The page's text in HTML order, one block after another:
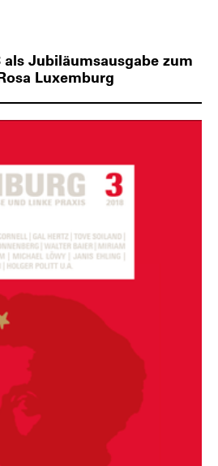
als Jubiläumsausgabe zum
Luxemburg